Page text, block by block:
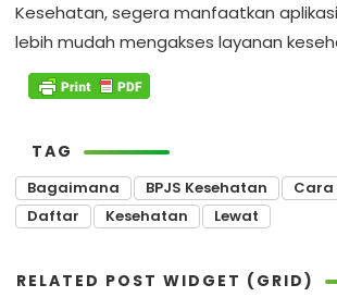
Kesehatan, segera manfaatkan
lebih mudah mengakses layanan
TAG
Bagaimana BPJS Kesehatan
Cara
Daftar
Kesehatan Lewat
RELATED POST WIDGET (GRID)